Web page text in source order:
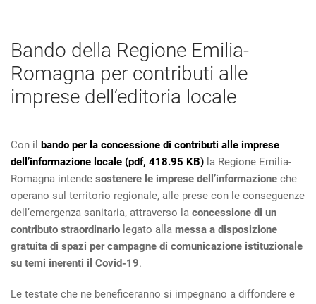
Bando della Regione Emilia-
Romagna per contributi alle
imprese dell’editoria locale
Con il bando per la concessione di contributi alle imprese
dell’informazione locale (pdf, 418.95 KB) la Regione Emilia-
Romagna intende sostenere le imprese dell’informazione che
operano sul territorio regionale, alle prese con le conseguenze
dell’emergenza sanitaria, attraverso la concessione di un
contributo straordinario legato alla messa a disposizione
gratuita di spazi per campagne di comunicazione istituzionale
su temi inerenti il Covid-19.
Le testate che ne beneficeranno si impegnano a diffondere e